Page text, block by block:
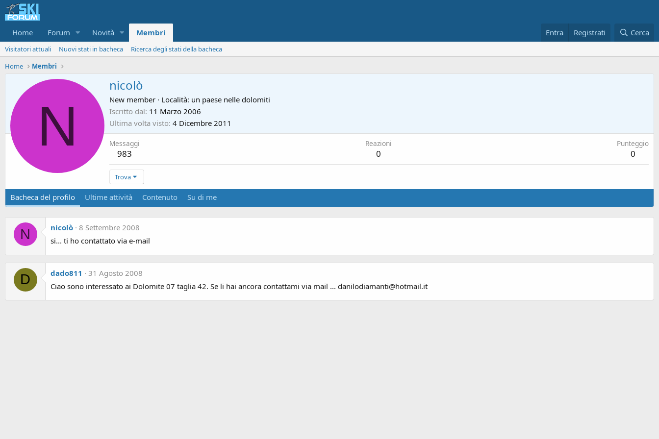
Home Forum Novità Membri Entra Registrati Cerca
Visitatori attuali Nuovi stati in bacheca
Ricerca degli stati della bacheca
Home
Membri
N
nicolò
New member · Località: un paese nelle dolomiti
Iscritto dal 11 Marzo 2006
Ultima volta visto 4 Dicembre 2011
Messaggi
983
Reazioni
0
Punteggio
0
Trova
Bacheca del profilo Ultime attività Contenuto Su di me
N nicolò 8 Settembre 2008
si... ti ho contattato via e-mail
D dado811
31 Agosto 2008
Ciao sono interessato ai Dolomite 07 taglia 42. Se li hai ancora contattami via mail ... danilodiamanti@hotmail.it